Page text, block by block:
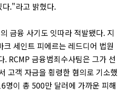
다."라고 밝혔다.
금융 사기도 잇따라 적발됐다. 지
세인트 피에르는 레드디어 법원
. RCMP 금융범죄수사팀은 그가 선
고객 자금을 횡령한 혐의로 기소했
명이 총 500만 달러에 가까운 피해